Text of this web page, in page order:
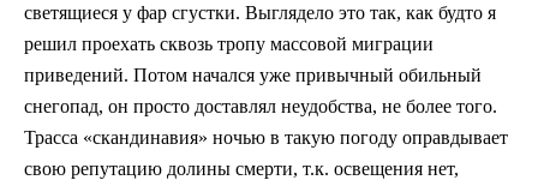
светящиеся у фар сгустки. Выглядело это так, как будто я
решил проехать сквозь тропу массовой миграции
приведений. Потом начался уже привычный обильный
снегопад, он просто доставлял неудобства, не более того.
Трасса «скандинавия» ночью в такую погоду оправдывает
свою репутацию долины смерти, т.к. освещения нет,